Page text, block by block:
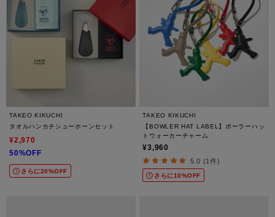
TAKEO KIKUCHI
タオルハンカチシューホーンセット
¥2,970
50%OFF
さらに20%OFF
TAKEO KIKUCHI
【BOWLER HAT LABEL】ボーラーハッ
トウォーカーチャーム
¥3,960
5.0 (1件)
さらに10%OFF